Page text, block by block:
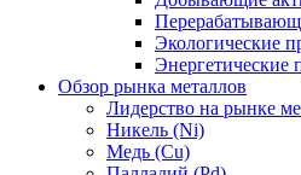
Экологические
Энергетические
Обзор рынка металлов
Лидерство на рынке
Никель (Ni)
Медь (Cu)